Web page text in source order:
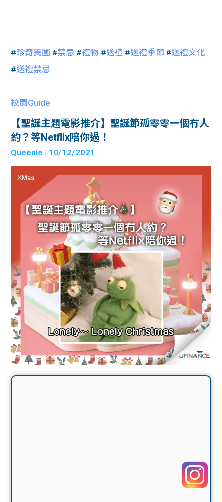
#珍奇異國 #禁忌 #禮物 #送禮 #送禮季節 #送禮文化
#送禮禁忌
校園Guide
【聖誕主題電影推介】聖誕節孤零零一個冇人
約？等Netflix陪你過！
Queenie | 10/12/2021